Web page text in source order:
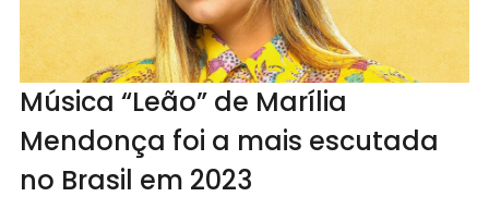
Música “Leão” de Marília
Mendonça foi a mais escutada
no Brasil em 2023